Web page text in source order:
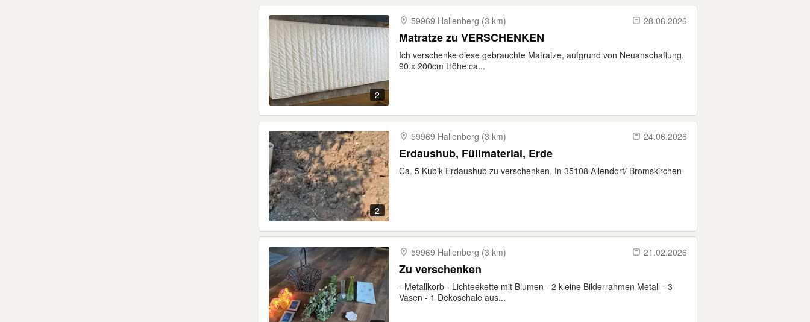
2
59969 Hallenberg (3 km) 28.06.2026
Matratze zu VERSCHENKEN
Ich verschenke diese gebrauchte Matratze, aufgrund von Neuanschaffung.
90 x 200cm Höhe ca...
2
59969 Hallenberg (3 km) 24.06.2026
Erdaushub, Füllmaterial, Erde
Ca. 5 Kubik Erdaushub zu verschenken. In 35108 Allendorf/ Bromskirchen
59969 Hallenberg (3 km) 21.02.2026
Zu verschenken
- Metallkorb - Lichteekette mit Blumen - 2 kleine Bilderrahmen Metall - 3
Vasen - 1 Dekoschale aus...